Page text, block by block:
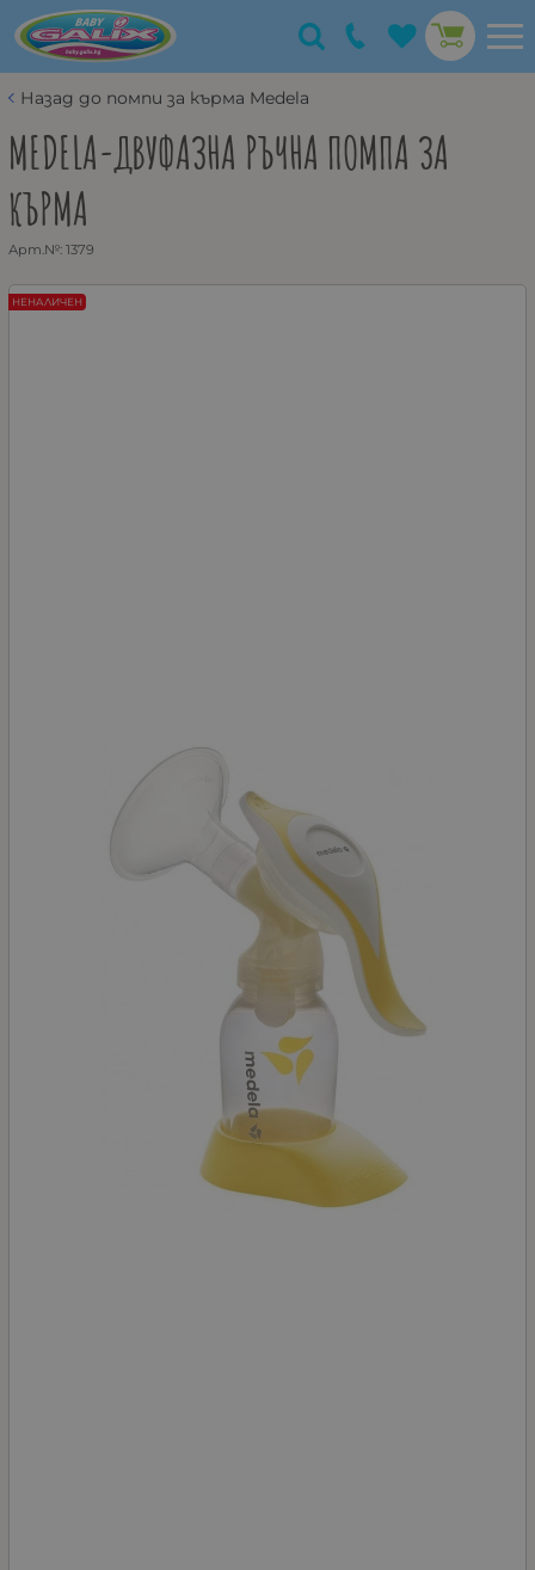
Назад до помпи за кърма Medela
MEDELA-ДВУФАЗНА РЪЧНА ПОМПА ЗА
КЪРМА
Арт.№: 1379
НЕНАЛИЧЕН